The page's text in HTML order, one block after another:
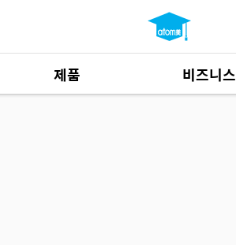
제품
제품 자료684
비즈니스
사업 자료165